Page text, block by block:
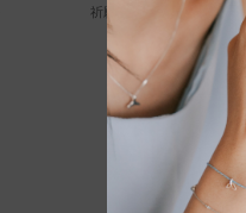
祈願系列｜925純銀｜銀珠
NT$800